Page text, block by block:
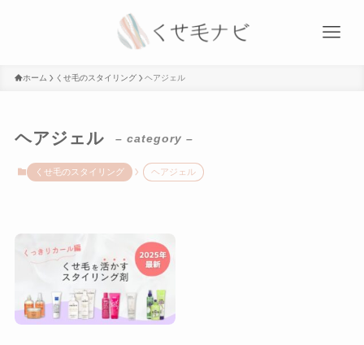
ホーム くせ毛のスタイリング ヘアジェル
ヘアジェル – category –
くせ毛のスタイリング ヘアジェル